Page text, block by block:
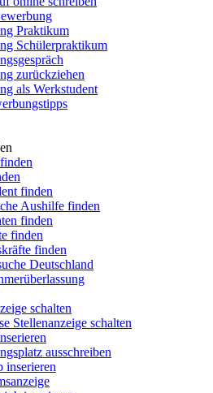
Praktikum
Schülerpraktikum
zurückziehen
als Werkstudent
finden
Aushilfe finden
finden
finden
finden
Deutschland
schalten
Stellenanzeige schalten
ausschreiben
inserieren